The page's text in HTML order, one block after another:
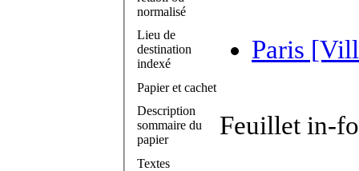
normalisé
Lieu de
destination
indexé
Paris
Papier et cachet
Description
sommaire du
papier
Feuillet in-
Textes